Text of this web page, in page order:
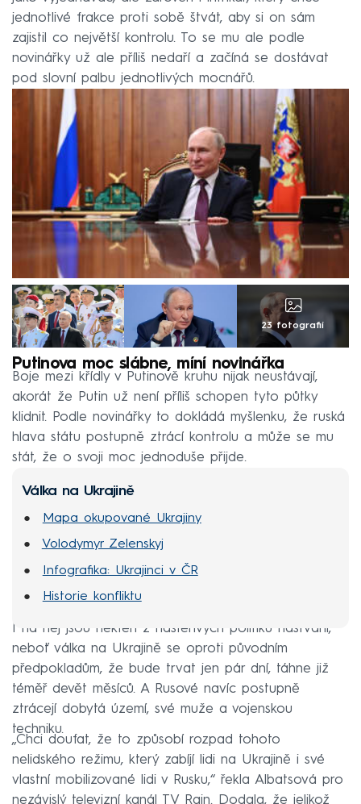
jednotlivé frakce proti sobě štvát, aby si on sám
zajistil co největší kontrolu. To se mu ale podle
novinářky už ale příliš nedaří a začíná se dostávat
pod slovní palbu jednotlivých mocnářů.
23 fotografií
Putinova moc slábne, míní novinářka
Boje mezi křídly v Putinově kruhu nijak neustávají,
akorát že Putin už není příliš schopen tyto půtky
klidnit. Podle novinářky to dokládá myšlenku, že ruská
hlava státu postupně ztrácí kontrolu a může se mu
stát, že o svoji moc jednoduše přijde.
Válka na Ukrajině
Mapa okupované Ukrajiny
Volodymyr Zelenskyj
Infografika: Ukrajinci v ČR
Historie konfliktu
I na něj jsou někteří z hašteřivých politiků naštvaní,
neboť válka na Ukrajině se oproti původním
předpokladům, že bude trvat jen pár dní, táhne již
téměř devět měsíců. A Rusové navíc postupně
ztrácejí dobytá území, své muže a vojenskou
techniku.
„Chci doufat, že to způsobí rozpad tohoto
nelidského režimu, který zabíjí lidi na Ukrajině i své
vlastní mobilizované lidi v Rusku,“ řekla Albatsová pro
nezávislý televizní kanál TV Rain. Dodala, že jelikož